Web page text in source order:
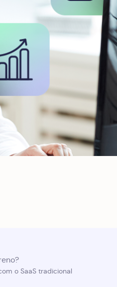
o SaaS tradicional